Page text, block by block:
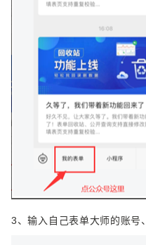
3、输入自己表单大师的账号